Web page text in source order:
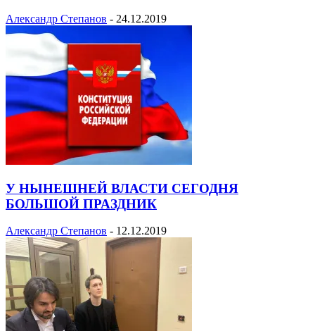
Александр Степанов - 24.12.2019
У НЫНЕШНЕЙ ВЛАСТИ СЕГОДНЯ
БОЛЬШОЙ ПРАЗДНИК
Александр Степанов - 12.12.2019